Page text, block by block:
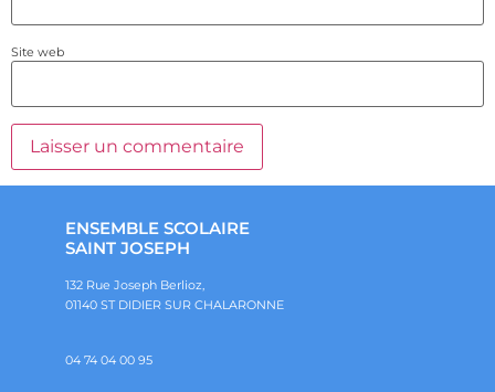
Site web
ENSEMBLE SCOLAIRE
SAINT JOSEPH
132 Rue Joseph Berlioz,
01140 ST DIDIER SUR CHALARONNE
04 74 04 00 95